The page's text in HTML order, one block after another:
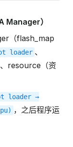
Manager）
（flash_map
loader 、
、resource（资
loader →
，之后程序运